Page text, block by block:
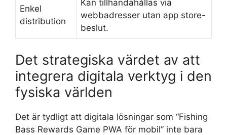
Enkel
distribution
Kan tillhandahållas via
webbadresser utan app store-
beslut.
Det strategiska värdet av att
integrera digitala verktyg i den
fysiska världen
Det är tydligt att digitala lösningar som “Fishing
Bass Rewards Game PWA för mobil” inte bara